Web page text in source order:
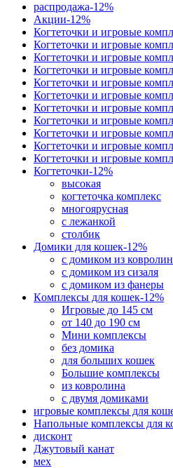
распродажа-12%
Акции-12%
Когтеточки и игровые
Когтеточки и игровые
Когтеточки и игровые
Когтеточки и игровые
Когтеточки и игровые
Когтеточки и игровые
Когтеточки и игровые
Когтеточки и игровые
Когтеточки и игровые
Когтеточки и игровые
Когтеточки и игровые
Когтеточки-12%
высокая
когтеточка комплекс
многоярусная
с лежанкой
столбик
Домики для кошек-12%
с домиком из
с домиком из сизаля
с домиком из фанеры
Кoмплексы для кошек-12%
Игровые до 145 см
от 140 до 190 см
Мини кoмплексы
без домика
для больших кошек
Большие кoмплексы
из ковролина
с двумя домиками
игровые комплексы для
Напольные комплексы для
дисконт
Джутовый канат
мех